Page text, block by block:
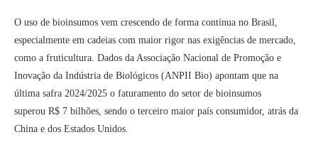
O uso de bioinsumos vem crescendo de forma contínua no Brasil,
especialmente em cadeias com maior rigor nas exigências de mercado,
como a fruticultura. Dados da Associação Nacional de Promoção e
Inovação da Indústria de Biológicos (ANPII Bio) apontam que na
última safra 2024/2025 o faturamento do setor de bioinsumos
superou R$ 7 bilhões, sendo o terceiro maior país consumidor, atrás da
China e dos Estados Unidos.